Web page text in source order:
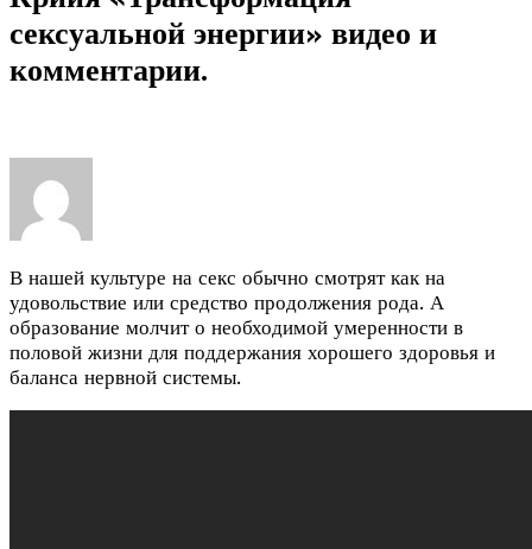
сексуальной энергии» видео и
комментарии.
В нашей культуре на секс обычно смотрят как на
удовольствие или средство продолжения рода. А
образование молчит о необходимой умеренности в
половой жизни для поддержания хорошего здоровья и
баланса нервной системы.